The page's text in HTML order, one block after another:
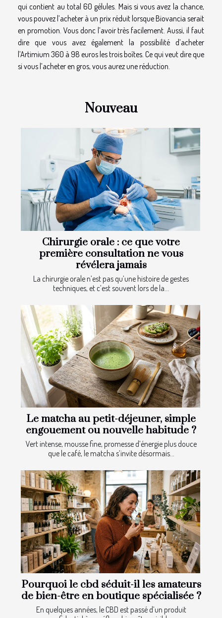
qui contient au total 60 gélules. Mais si vous avez la chance,
vous pouvez l’acheter à un prix réduit lorsque Biovancia serait
en promotion. Vous donc l’avoir très facilement. Aussi, il faut
dire que vous avez également la possibilité d’acheter
l’Artimium 360 à 98 euros les trois boîtes. Ce qui veut dire que
si vous l’acheter en gros, vous aurez une réduction.
Nouveau
Chirurgie orale : ce que votre
première consultation ne vous
révélera jamais
La chirurgie orale n’est pas qu’une histoire de gestes
techniques, et c’est souvent lors de la...
Le matcha au petit-déjeuner, simple
engouement ou nouvelle habitude ?
Vert intense, mousse fine, promesse d’énergie plus douce
que le café, le matcha s’invite désormais...
Pourquoi le cbd séduit-il les amateurs
de bien-être en boutique spécialisée ?
En quelques années, le CBD est passé d’un produit